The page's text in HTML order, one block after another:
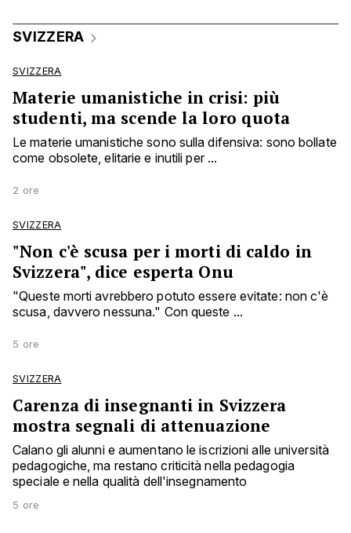
SVIZZERA
SVIZZERA
Materie umanistiche in crisi: più
studenti, ma scende la loro quota
Le materie umanistiche sono sulla difensiva: sono bollate
come obsolete, elitarie e inutili per ...
2 ore
SVIZZERA
"Non c'è scusa per i morti di caldo in
Svizzera", dice esperta Onu
"Queste morti avrebbero potuto essere evitate: non c'è
scusa, davvero nessuna." Con queste ...
5 ore
SVIZZERA
Carenza di insegnanti in Svizzera
mostra segnali di attenuazione
Calano gli alunni e aumentano le iscrizioni alle università
pedagogiche, ma restano criticità nella pedagogia
speciale e nella qualità dell'insegnamento
5 ore